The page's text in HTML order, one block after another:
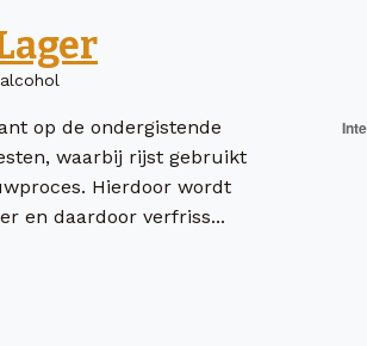
op de ondergistende
waarbij rijst gebruikt
Hierdoor wordt
en daardoor verfriss...